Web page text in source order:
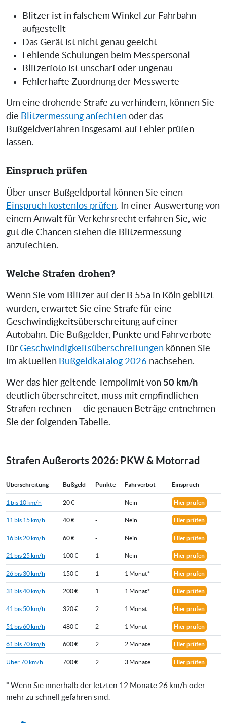
Blitzer ist in falschem Winkel zur Fahrbahn
aufgestellt
Das Gerät ist nicht genau geeicht
Fehlende Schulungen beim Messpersonal
Blitzerfoto ist unscharf oder ungenau
Fehlerhafte Zuordnung der Messwerte
Um eine drohende Strafe zu verhindern, können Sie
die Blitzermessung anfechten oder das
Bußgeldverfahren insgesamt auf Fehler prüfen
lassen.
Einspruch prüfen
Über unser Bußgeldportal können Sie einen
Einspruch kostenlos prüfen. In einer Auswertung von
einem Anwalt für Verkehrsrecht erfahren Sie, wie
gut die Chancen stehen die Blitzermessung
anzufechten.
Welche Strafen drohen?
Wenn Sie vom Blitzer auf der B 55a in Köln geblitzt
wurden, erwartet Sie eine Strafe für eine
Geschwindigkeitsüberschreitung auf einer
Autobahn. Die Bußgelder, Punkte und Fahrverbote
für Geschwindigkeitsüberschreitungen können Sie
im aktuellen Bußgeldkatalog 2026 nachsehen.
Wer das hier geltende Tempolimit von 50 km/h
deutlich überschreitet, muss mit empfindlichen
Strafen rechnen — die genauen Beträge entnehmen
Sie der folgenden Tabelle.
Strafen Außerorts 2026: PKW & Motorrad
Überschreitung Bußgeld Punkte Fahrverbot Einspruch
1 bis 10 km/h 20 € - Nein Hier prüfen
11 bis 15 km/h 40 € - Nein Hier prüfen
16 bis 20 km/h 60 € - Nein Hier prüfen
21 bis 25 km/h 100 € 1 Nein Hier prüfen
26 bis 30 km/h 150 € 1 1 Monat* Hier prüfen
31 bis 40 km/h 200 € 1 1 Monat* Hier prüfen
41 bis 50 km/h 320 € 2 1 Monat Hier prüfen
51 bis 60 km/h 480 € 2 1 Monat Hier prüfen
61 bis 70 km/h 600 € 2 2 Monate Hier prüfen
Über 70 km/h 700 € 2 3 Monate Hier prüfen
* Wenn Sie innerhalb der letzten 12 Monate 26 km/h oder
mehr zu schnell gefahren sind.